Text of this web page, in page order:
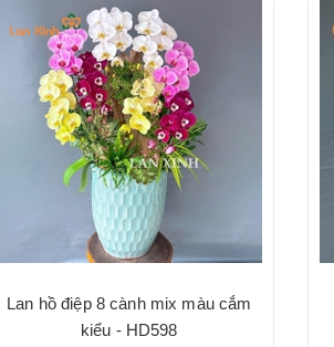
Lan hồ điệp 8 cành mix màu cắm
kiểu - HD598